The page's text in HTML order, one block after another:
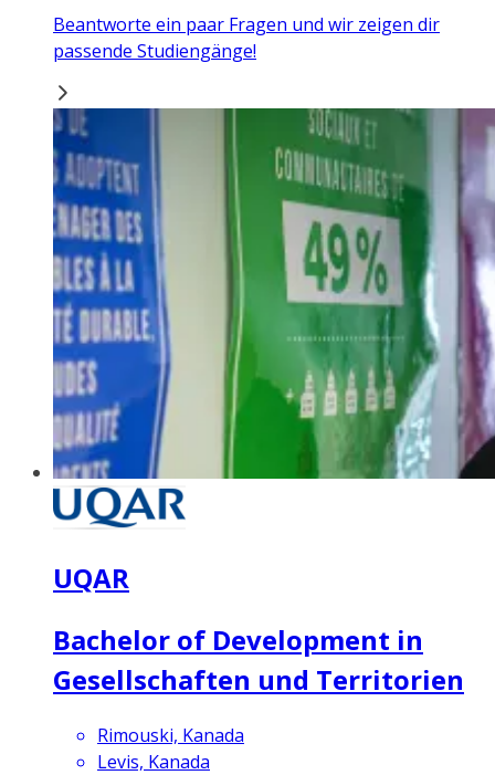
Beantworte ein paar Fragen und wir zeigen dir
passende Studiengänge!
UQAR
Bachelor of Development in
Gesellschaften und Territorien
Rimouski, Kanada
Levis, Kanada